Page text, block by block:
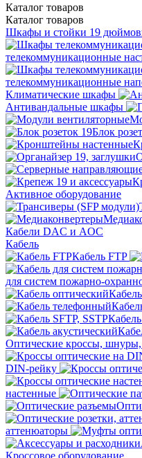
Каталог товаров
Каталог товаров
Шкафы и стойки 19
телекоммуникационные
телекоммуникационные
Климатические шкафы
Антивандальные шкафы
Блок
Активное оборудование
Кабели DAC и AOC
Кабель
Кабель FTP
для систем пожарно-
Оптические кроссы,
DIN-рейку
настенные
аттенюаторы
Кроссовое оборудование